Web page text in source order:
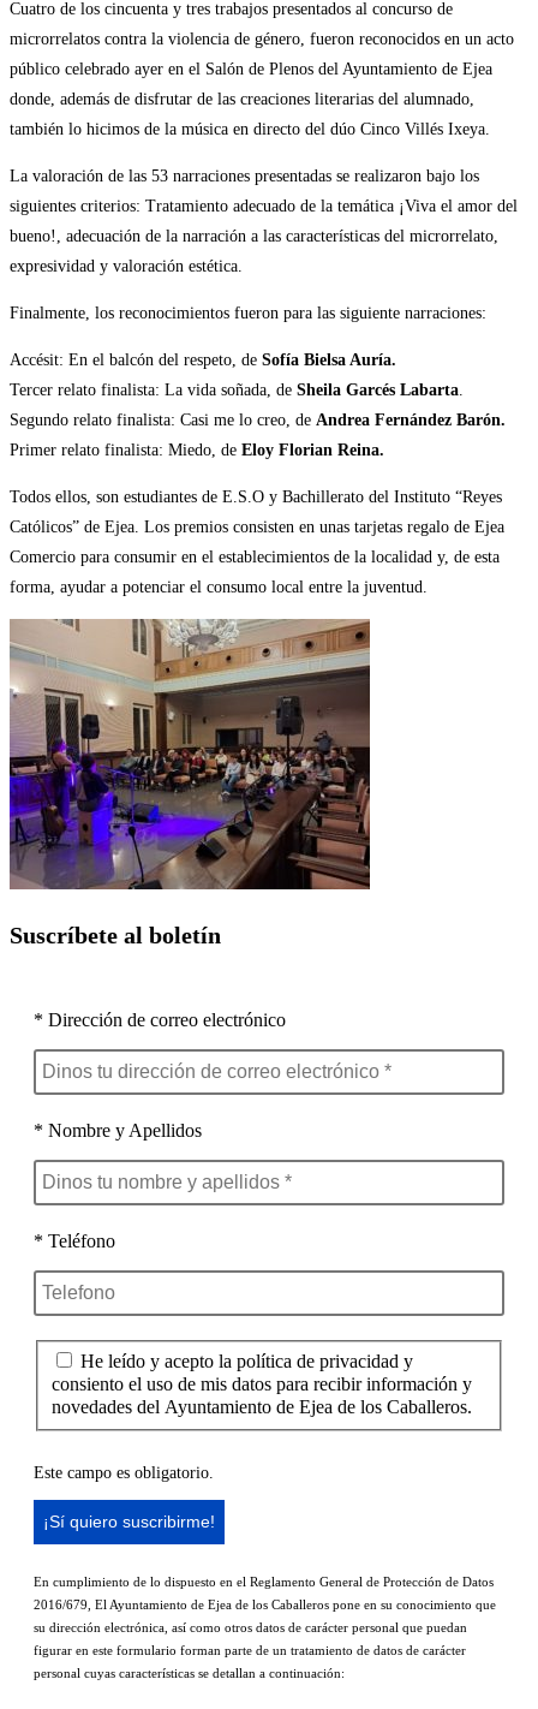
Cuatro de los cincuenta y tres trabajos presentados al concurso de
microrrelatos contra la violencia de género, fueron reconocidos en un acto
público celebrado ayer en el Salón de Plenos del Ayuntamiento de Ejea
donde, además de disfrutar de las creaciones literarias del alumnado,
también lo hicimos de la música en directo del dúo Cinco Villés Ixeya.
La valoración de las 53 narraciones presentadas se realizaron bajo los
siguientes criterios: Tratamiento adecuado de la temática ¡Viva el amor del
bueno!, adecuación de la narración a las características del microrrelato,
expresividad y valoración estética.
Finalmente, los reconocimientos fueron para las siguiente narraciones:
Accésit: En el balcón del respeto, de Sofía Bielsa Auría.
Tercer relato finalista: La vida soñada, de Sheila Garcés Labarta
Segundo relato finalista: Casi me lo creo, de Andrea Fernández Barón.
Primer relato finalista: Miedo, de Eloy Florian Reina.
Todos ellos, son estudiantes de E.S.O y Bachillerato del Instituto “Reyes
Católicos” de Ejea. Los premios consisten en unas tarjetas regalo de Ejea
Comercio para consumir en el establecimientos de la localidad y, de esta
forma, ayudar a potenciar el consumo local entre la juventud.
Suscríbete al boletín
* Dirección de correo electrónico
* Nombre y Apellidos
* Teléfono
He leído y acepto la política de privacidad y
consiento el uso de mis datos para recibir información y
novedades del Ayuntamiento de Ejea de los Caballeros.
Este campo es obligatorio.
En cumplimiento de lo dispuesto en el Reglamento General de Protección de Datos
2016/679, El Ayuntamiento de Ejea de los Caballeros pone en su conocimiento que
su dirección electrónica, así como otros datos de carácter personal que puedan
figurar en este formulario forman parte de un tratamiento de datos de carácter
personal cuyas características se detallan a continuación: